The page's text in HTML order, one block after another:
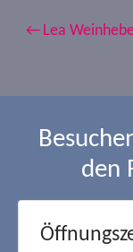
← Lea
den